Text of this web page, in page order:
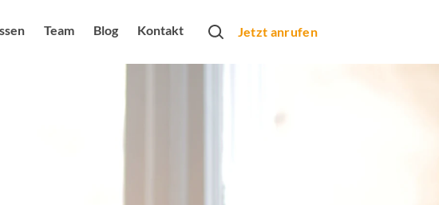
Team Blog Kontakt Jetzt anrufen